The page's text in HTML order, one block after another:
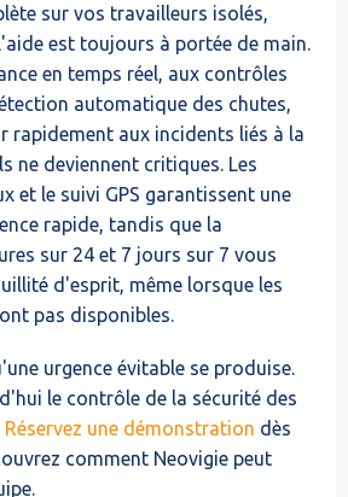
sur vos travailleurs isolés,
est toujours à portée de main.
en temps réel, aux contrôles
automatique des chutes,
rapidement aux incidents liés à la
ne deviennent critiques. Les
et le suivi GPS garantissent une
rapide, tandis que la
sur 24 et 7 jours sur 7 vous
d'esprit, même lorsque les
pas disponibles.
urgence évitable se produise.
le contrôle de la sécurité des
Réservez une démonstration dès
comment Neovigie peut